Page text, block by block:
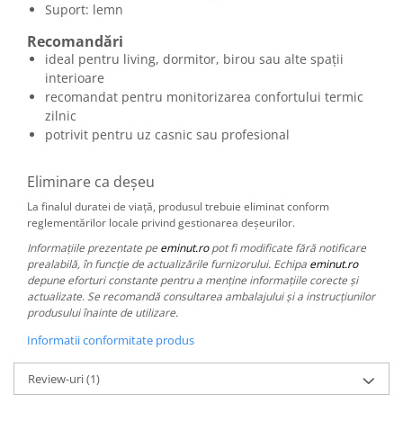
Suport: lemn
Recomandări
ideal pentru living, dormitor, birou sau alte spații
interioare
recomandat pentru monitorizarea confortului termic
zilnic
potrivit pentru uz casnic sau profesional
Eliminare ca deșeu
La finalul duratei de viață, produsul trebuie eliminat conform
reglementărilor locale privind gestionarea deșeurilor.
Informațiile prezentate pe eminut.ropot fi modificate fără notificare
prealabilă, în funcție de actualizările furnizorului. Echipa eminut.ro
depune eforturi constante pentru a menține informațiile corecte și
actualizate. Se recomandă consultarea ambalajului și a instrucțiunilor
produsului înainte de utilizare.
Informatii conformitate produs
Review-uri(1)